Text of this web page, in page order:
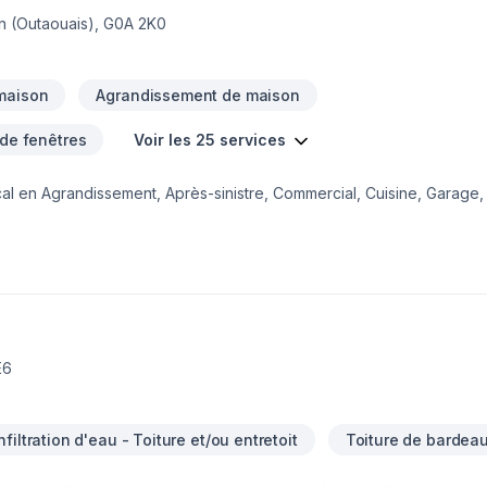
(Outaouais), G0A 2K0
Agrandissement de maison
fenêtres Voir les 25 services
en Agrandissement, Après-sinistre, Commercial, Cuisine,
Nous croyons en l'importance d'une approche
d'eau - Toiture et/ou entretoit Toiture de